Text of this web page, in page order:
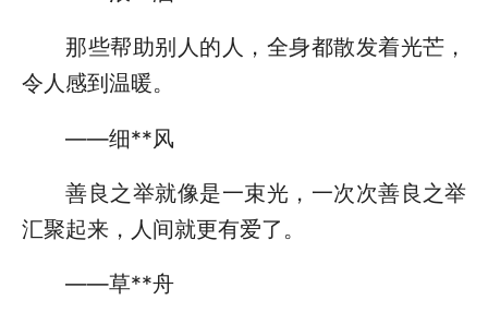
那些帮助别人的人，全身都散发着光芒，
令人感到温暖。
——细**风
善良之举就像是一束光，一次次善良之举
汇聚起来，人间就更有爱了。
——草**舟